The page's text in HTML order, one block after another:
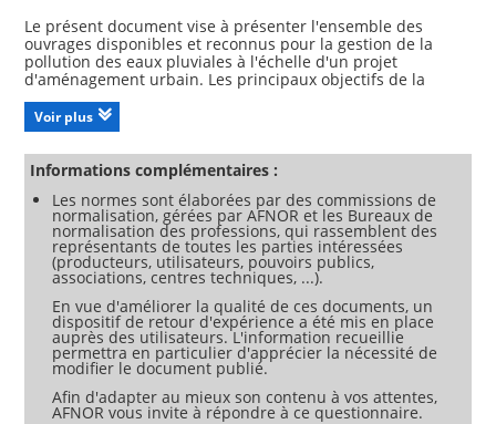
Le présent document vise à présenter l'ensemble des
ouvrages disponibles et reconnus pour la gestion de la
pollution des eaux pluviales à l'échelle d'un projet
d'aménagement urbain. Les principaux objectifs de la
sont les suivants : l'évitement (ou la non-production) et la
réduction à la source ; l'abattement des flux de polluants ;
et la dépollution des eaux de ruissellement. Le présent
document spécifie les ouvrages disponibles en précisant
leurs caractéristiques, leurs conditions et leurs limites
d'utilisation. Le présent document apporte des éléments
d'information et de connaissance sur : la caractérisation de
la pollution des eaux de ruissellement ; les processus
mobilisés pour la dépollution des eaux de ruissellement ;
les ouvrages de gestion des eaux pluviales à la source ; les
ouvrages disponibles pour la dépollution des eaux de
ruissellement. Le présent document exclut les ouvrages de
dépollution pour des eaux non assimilées à des eaux de
ruissellement urbain. Il n'aborde pas les ouvrages pour
Voir plus
Informations complémentaires :
Les normes sont élaborées par des commissions de
normalisation, gérées par AFNOR et les Bureaux de
normalisation des professions, qui rassemblent des
représentants de toutes les parties intéressées
(producteurs, utilisateurs, pouvoirs publics,
associations, centres techniques, ...).
En vue d'améliorer la qualité de ces documents, un
dispositif de retour d'expérience a été mis en place
auprès des utilisateurs. L'information recueillie
permettra en particulier d'apprécier la nécessité de
modifier le document publié.
Afin d'adapter au mieux son contenu à vos attentes,
AFNOR vous invite à répondre à ce questionnaire.